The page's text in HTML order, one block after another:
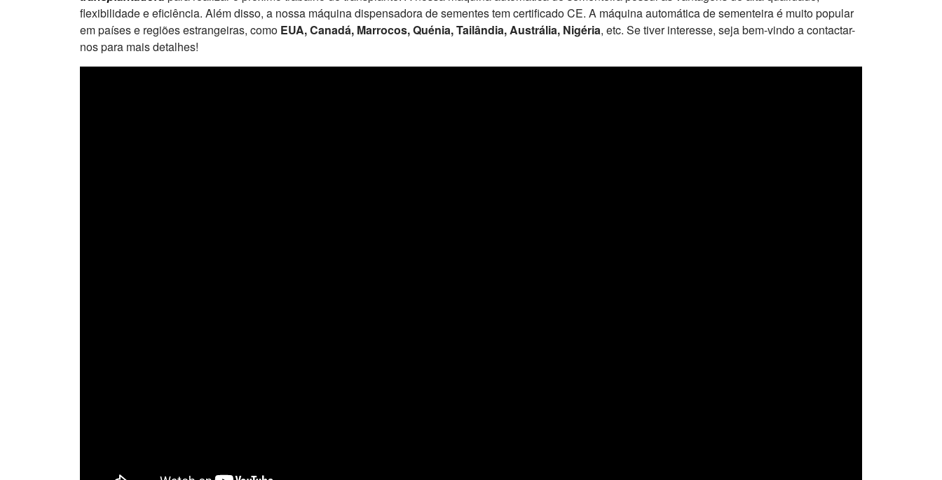
flexibilidade e eficiência. Além disso, a nossa máquina dispensadora de sementes tem certificado CE. A máquina automática de sementeira é muito popular
em países e regiões estrangeiras, como EUA, Canadá, Marrocos, Quénia, Tailândia, Austrália, Nigéria, etc. Se tiver interesse, seja bem-vindo a contactar-
nos para mais detalhes!